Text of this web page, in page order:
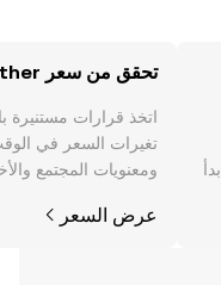
تحقق من سعر Tether
اتخذ قرارات
ومعنويات المجتمع
عرض السعر